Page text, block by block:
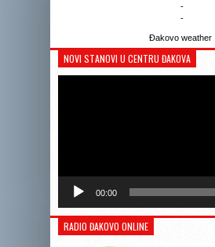
-
-
Đakovo weather
NOVI STANOVI U CENTRU ĐAKOVA
00:00
RADIO ĐAKOVO ONLINE